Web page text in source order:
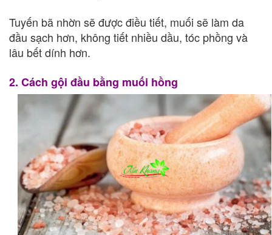
Tuyến bã nhờn sẽ được điều tiết, muối sẽ làm da
đầu sạch hơn, không tiết nhiều dầu, tóc phồng và
lâu bết dính hơn.
2. Cách gội đầu bằng muối hồng